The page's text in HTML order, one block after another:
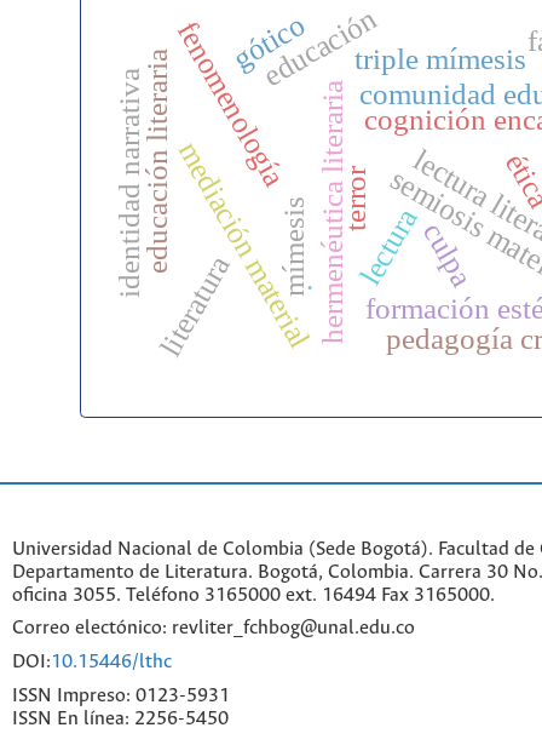
cognición
hermenéutica literaria
mediación material
mímesis semiosis
.
comunidad
educación literaria
formación
fenomenología
lectura
triple mímesis
educación
literatura pedagogía
identidad narrativa lecturaculpa
gótico
terror
Universidad Nacional de Colombia (Sede Bogotá). Facultad de
Departamento de Literatura. Bogotá, Colombia. Carrera 30
oficina 3055. Teléfono 3165000 ext. 16494 Fax 3165000.
Correo electónico: revliter_fchbog@unal.edu.co
DOI:10.15446/lthc
ISSN Impreso: 0123-5931
ISSN En línea: 2256-5450